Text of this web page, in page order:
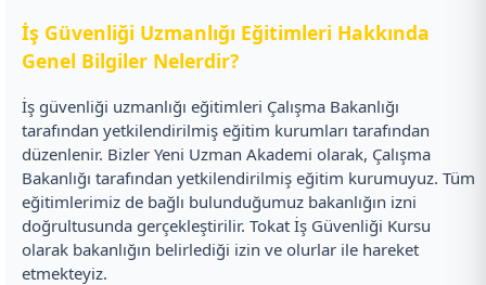
İş Güvenliği Uzmanlığı Eğitimleri Hakkında
Genel Bilgiler Nelerdir?
İş güvenliği uzmanlığı eğitimleri Çalışma Bakanlığı
tarafından yetkilendirilmiş eğitim kurumları tarafından
düzenlenir. Bizler Yeni Uzman Akademi olarak, Çalışma
Bakanlığı tarafından yetkilendirilmiş eğitim kurumuyuz. Tüm
eğitimlerimiz de bağlı bulunduğumuz bakanlığın izni
doğrultusunda gerçekleştirilir. Tokat İş Güvenliği Kursu
olarak bakanlığın belirlediği izin ve olurlar ile hareket
etmekteyiz.